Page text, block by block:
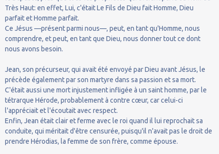
Très Haut: en effet, Lui, c'était Le Fils de Dieu fait Homme, Dieu
parfait et Homme parfait.
Ce Jésus —présent parmi nous—, peut, en tant qu'Homme, nous
comprendre, et peut, en tant que Dieu, nous donner tout ce dont
nous avons besoin.
Jean, son précurseur, qui avait été envoyé par Dieu avant Jésus, le
précède également par son martyre dans sa passion et sa mort.
C'était aussi une mort injustement infligée à un saint homme, par le
tétrarque Hérode, probablement à contre cœur, car celui-ci
l'appréciait et l'écoutait avec respect.
Enfin, Jean était clair et ferme avec le roi quand il lui reprochait sa
conduite, qui méritait d'être censurée, puisqu'il n'avait pas le droit de
prendre Hérodias, la femme de son frère, comme épouse.